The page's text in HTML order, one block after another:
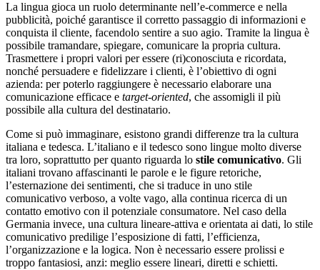
La lingua gioca un ruolo determinante nell’e-commerce e nella
pubblicità, poiché garantisce il corretto passaggio di informazioni e
conquista il cliente, facendolo sentire a suo agio. Tramite la lingua è
possibile tramandare, spiegare, comunicare la propria cultura.
Trasmettere i propri valori per essere (ri)conosciuta e ricordata,
nonché persuadere e fidelizzare i clienti, è l’obiettivo di ogni
azienda: per poterlo raggiungere è necessario elaborare una
comunicazione efficace e target-oriented, che assomigli il più
possibile alla cultura del destinatario.
Come si può immaginare, esistono grandi differenze tra la cultura
italiana e tedesca. L’italiano e il tedesco sono lingue molto diverse
tra loro, soprattutto per quanto riguarda lo stile comunicativo. Gli
italiani trovano affascinanti le parole e le figure retoriche,
l’esternazione dei sentimenti, che si traduce in uno stile
comunicativo verboso, a volte vago, alla continua ricerca di un
contatto emotivo con il potenziale consumatore. Nel caso della
Germania invece, una cultura lineare-attiva e orientata ai dati, lo stile
comunicativo predilige l’esposizione di fatti, l’efficienza,
l’organizzazione e la logica. Non è necessario essere prolissi e
troppo fantasiosi, anzi: meglio essere lineari, diretti e schietti.